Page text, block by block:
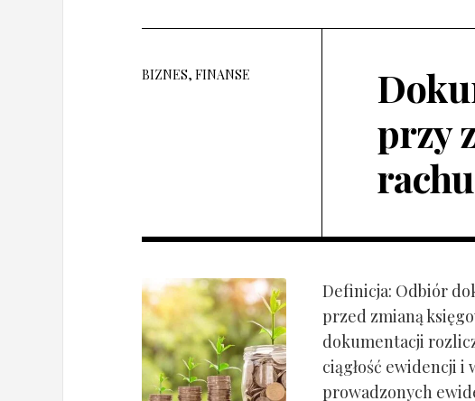
BIZNES, FINANSE
przy
Definicja: Odbiór
przed zmianą
dokumentacji
ciągłość ewidencji
prowadzonych